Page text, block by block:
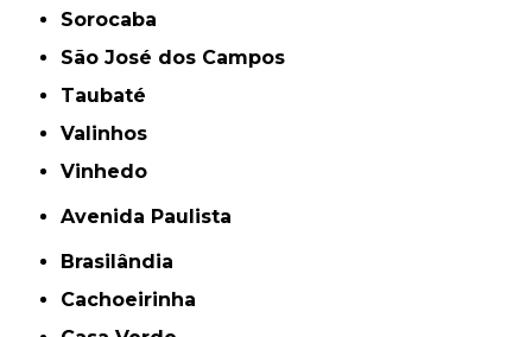
Sorocaba
São José dos Campos
Taubaté
Valinhos
Vinhedo
Avenida Paulista
Brasilândia
Cachoeirinha